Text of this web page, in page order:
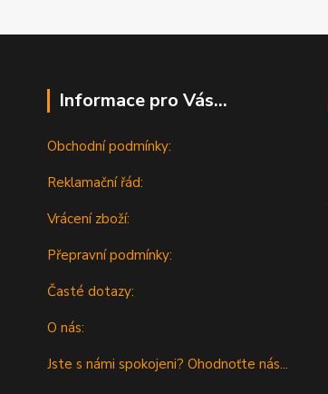
Informace pro Vás...
Obchodní podmínky:
Reklamační řád:
Vrácení zboží:
Přepravní podmínky:
Časté dotazy:
O nás:
Jste s námi spokojeni? Ohodnoťte nás...